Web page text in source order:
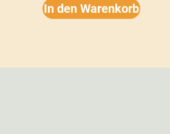
In den Warenkorb